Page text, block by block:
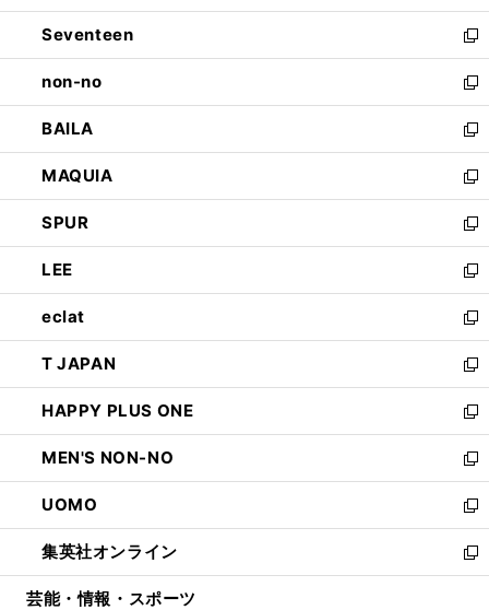
開
く
ウ
で
開
く
ン
ド
ウ
で
開
く
Seventeen
新
し
い
ウ
ィ
ン
ド
ウ
で
開
く
non-no
新
し
い
ウ
ィ
ン
ド
ウ
で
開
く
BAILA
新
し
い
ウ
ィ
ン
ド
ウ
で
開
く
MAQUIA
新
し
い
ウ
ィ
ン
ド
ウ
で
開
く
SPUR
新
し
い
ウ
ィ
ン
ド
ウ
で
開
く
LEE
新
し
い
ウ
ィ
ン
ド
ウ
で
開
く
eclat
新
し
い
ウ
ィ
ン
ド
ウ
で
開
く
T JAPAN
新
し
い
ウ
ィ
ン
ド
ウ
で
開
HAPPY PLUS ONE
新
し
い
ウ
ィ
ン
ド
ウ
MEN'S NON-NO
新
し
い
ウ
ィ
ン
UOMO
新
し
い
ウ
集英社オンライン
新
し
芸能・情報・スポーツ